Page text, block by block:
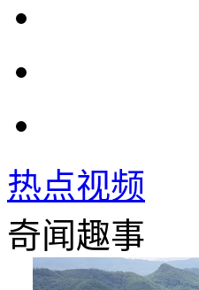
热点视频
奇闻趣事